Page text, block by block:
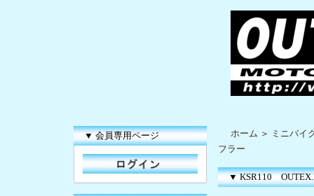
▼ 会員専用ページ ホーム ＞ ミニバイ
フラー
▼ KSR110